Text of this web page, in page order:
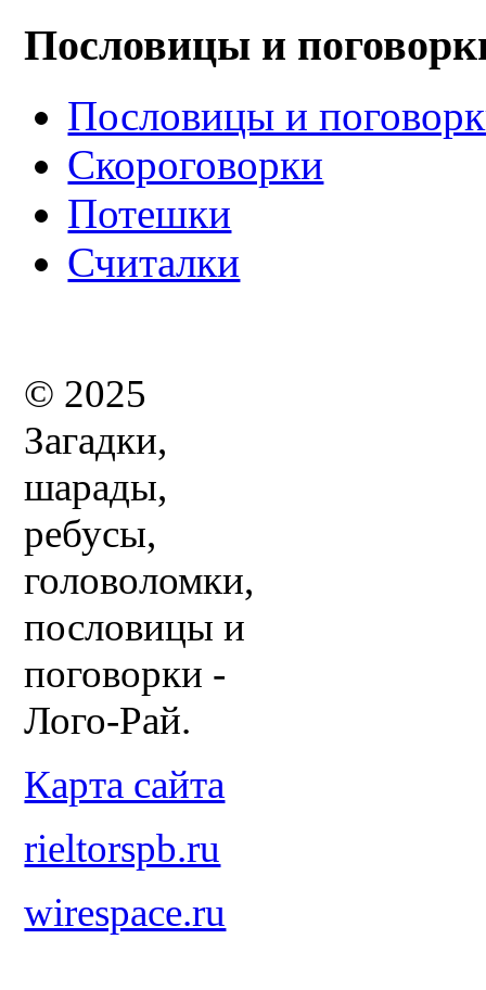
Пословицы и
Пословицы и
Скороговорки
Потешки
Считалки
© 2025
Загадки,
шарады,
ребусы,
головоломки,
пословицы и
поговорки -
Лого-Рай.
Карта сайта
rieltorspb.ru
wirespace.ru